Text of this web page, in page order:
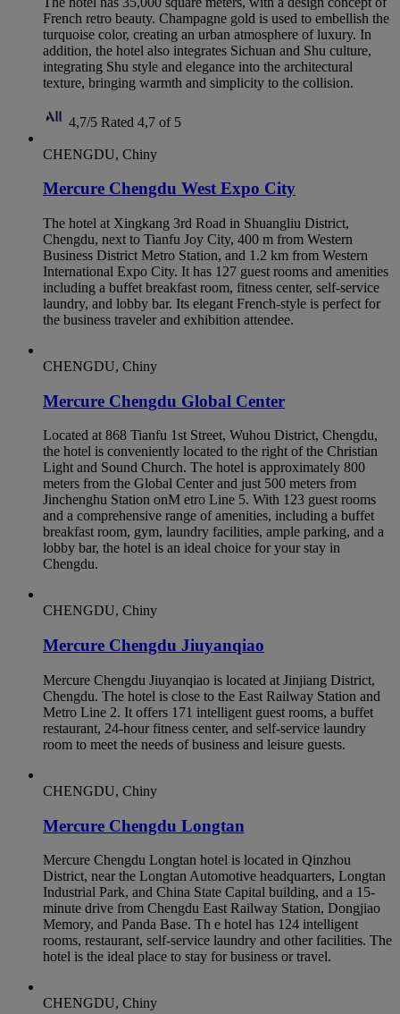
French retro beauty. Champagne gold is used to embellish the
turquoise color, creating an urban atmosphere of luxury. In
addition, the hotel also integrates Sichuan and Shu culture,
integrating Shu style and elegance into the architectural
texture, bringing warmth and simplicity to the collision.
4,7/5 Rated 4,7 of 5
CHENGDU, Chiny
Mercure Chengdu West Expo City
The hotel at Xingkang 3rd Road in Shuangliu District,
Chengdu, next to Tianfu Joy City, 400 m from Western
Business District Metro Station, and 1.2 km from Western
International Expo City. It has 127 guest rooms and amenities
including a buffet breakfast room, fitness center, self-service
laundry, and lobby bar. Its elegant French-style is perfect for
the business traveler and exhibition attendee.
CHENGDU, Chiny
Mercure Chengdu Global Center
Located at 868 Tianfu 1st Street, Wuhou District, Chengdu,
the hotel is conveniently located to the right of the Christian
Light and Sound Church. The hotel is approximately 800
meters from the Global Center and just 500 meters from
Jinchenghu Station onM etro Line 5. With 123 guest rooms
and a comprehensive range of amenities, including a buffet
breakfast room, gym, laundry facilities, ample parking, and a
lobby bar, the hotel is an ideal choice for your stay in
Chengdu.
CHENGDU, Chiny
Mercure Chengdu Jiuyanqiao
Mercure Chengdu Jiuyanqiao is located at Jinjiang District,
Chengdu. The hotel is close to the East Railway Station and
Metro Line 2. It offers 171 intelligent guest rooms, a buffet
restaurant, 24-hour fitness center, and self-service laundry
room to meet the needs of business and leisure guests.
CHENGDU, Chiny
Mercure Chengdu Longtan
Mercure Chengdu Longtan hotel is located in Qinzhou
District, near the Longtan Automotive headquarters, Longtan
Industrial Park, and China State Capital building, and a 15-
minute drive from Chengdu East Railway Station, Dongjiao
Memory, and Panda Base. Th e hotel has 124 intelligent
rooms, restaurant, self-service laundry and other facilities. The
hotel is the ideal place to stay for business or travel.
CHENGDU, Chiny